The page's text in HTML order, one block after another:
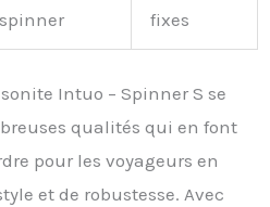
spinner
fixes
Intuo – Spinner S se
qualités qui en font
pour les voyageurs en
et de robustesse. Avec